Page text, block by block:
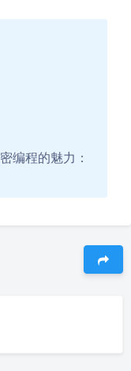
编程的魅力：